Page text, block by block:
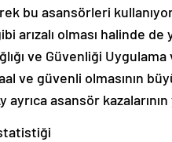
bu asansörleri
arızalı olması halinde de
ve Güvenliği
ve güvenli olmasının
ayrıca asansör